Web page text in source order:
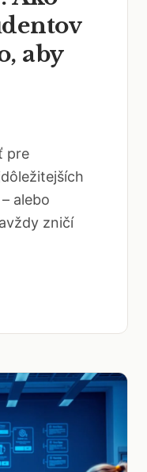
aby
pre
alebo
zničí